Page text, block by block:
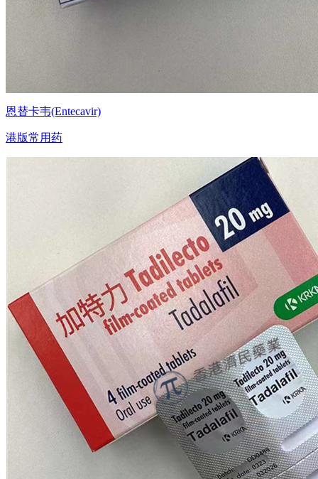
恩替卡韦(Entecavir)
港版常用药